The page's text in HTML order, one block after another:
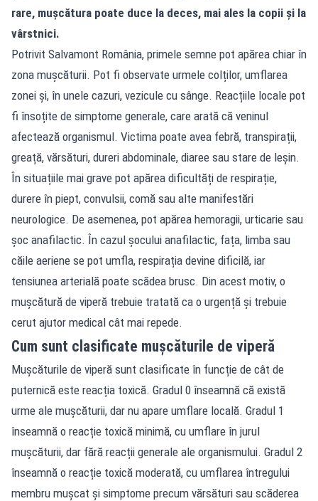
rare, mușcătura poate duce la deces, mai ales la copii și la
vârstnici.
Potrivit Salvamont România, primele semne pot apărea chiar în
zona mușcăturii. Pot fi observate urmele colților, umflarea
zonei și, în unele cazuri, vezicule cu sânge. Reacțiile locale pot
fi însoțite de simptome generale, care arată că veninul
afectează organismul. Victima poate avea febră, transpirații,
greață, vărsături, dureri abdominale, diaree sau stare de leșin.
În situațiile mai grave pot apărea dificultăți de respirație,
durere în piept, convulsii, comă sau alte manifestări
neurologice. De asemenea, pot apărea hemoragii, urticarie sau
șoc anafilactic. În cazul șocului anafilactic, fața, limba sau
căile aeriene se pot umfla, respirația devine dificilă, iar
tensiunea arterială poate scădea brusc. Din acest motiv, o
mușcătură de viperă trebuie tratată ca o urgență și trebuie
cerut ajutor medical cât mai repede.
Cum sunt clasificate mușcăturile de viperă
Mușcăturile de viperă sunt clasificate în funcție de cât de
puternică este reacția toxică. Gradul 0 înseamnă că există
urme ale mușcăturii, dar nu apare umflare locală. Gradul 1
înseamnă o reacție toxică minimă, cu umflare în jurul
mușcăturii, dar fără reacții generale ale organismului. Gradul 2
înseamnă o reacție toxică moderată, cu umflarea întregului
membru mușcat și simptome precum vărsături sau scăderea